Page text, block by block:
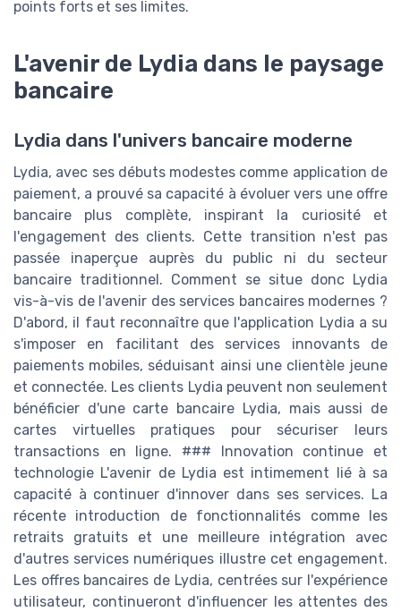
points forts et ses limites.
L'avenir de Lydia dans le paysage
bancaire
Lydia dans l'univers bancaire moderne
Lydia, avec ses débuts modestes comme application de
paiement, a prouvé sa capacité à évoluer vers une offre
bancaire plus complète, inspirant la curiosité et
l'engagement des clients. Cette transition n'est pas
passée inaperçue auprès du public ni du secteur
bancaire traditionnel. Comment se situe donc Lydia
vis-à-vis de l'avenir des services bancaires modernes ?
D'abord, il faut reconnaître que l'application Lydia a su
s'imposer en facilitant des services innovants de
paiements mobiles, séduisant ainsi une clientèle jeune
et connectée. Les clients Lydia peuvent non seulement
bénéficier d'une carte bancaire Lydia, mais aussi de
cartes virtuelles pratiques pour sécuriser leurs
transactions en ligne. ### Innovation continue et
technologie L'avenir de Lydia est intimement lié à sa
capacité à continuer d'innover dans ses services. La
récente introduction de fonctionnalités comme les
retraits gratuits et une meilleure intégration avec
d'autres services numériques illustre cet engagement.
Les offres bancaires de Lydia, centrées sur l'expérience
utilisateur, continueront d'influencer les attentes des